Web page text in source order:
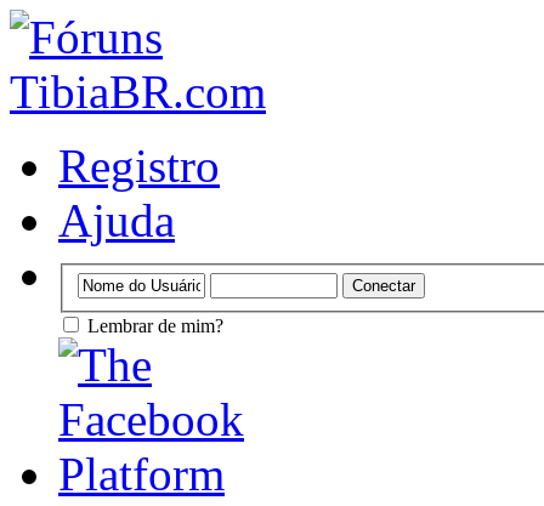
Registro
Ajuda
Lembrar de mim?